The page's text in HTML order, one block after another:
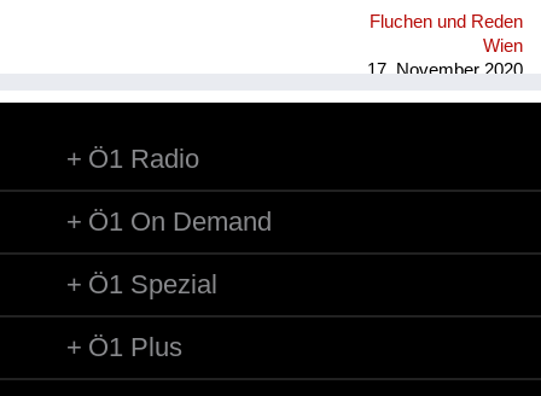
Fluchen und Reden
Wien
17. November 2020
Ö1 Radio
Ö1 On Demand
Ö1 Spezial
Ö1 Plus